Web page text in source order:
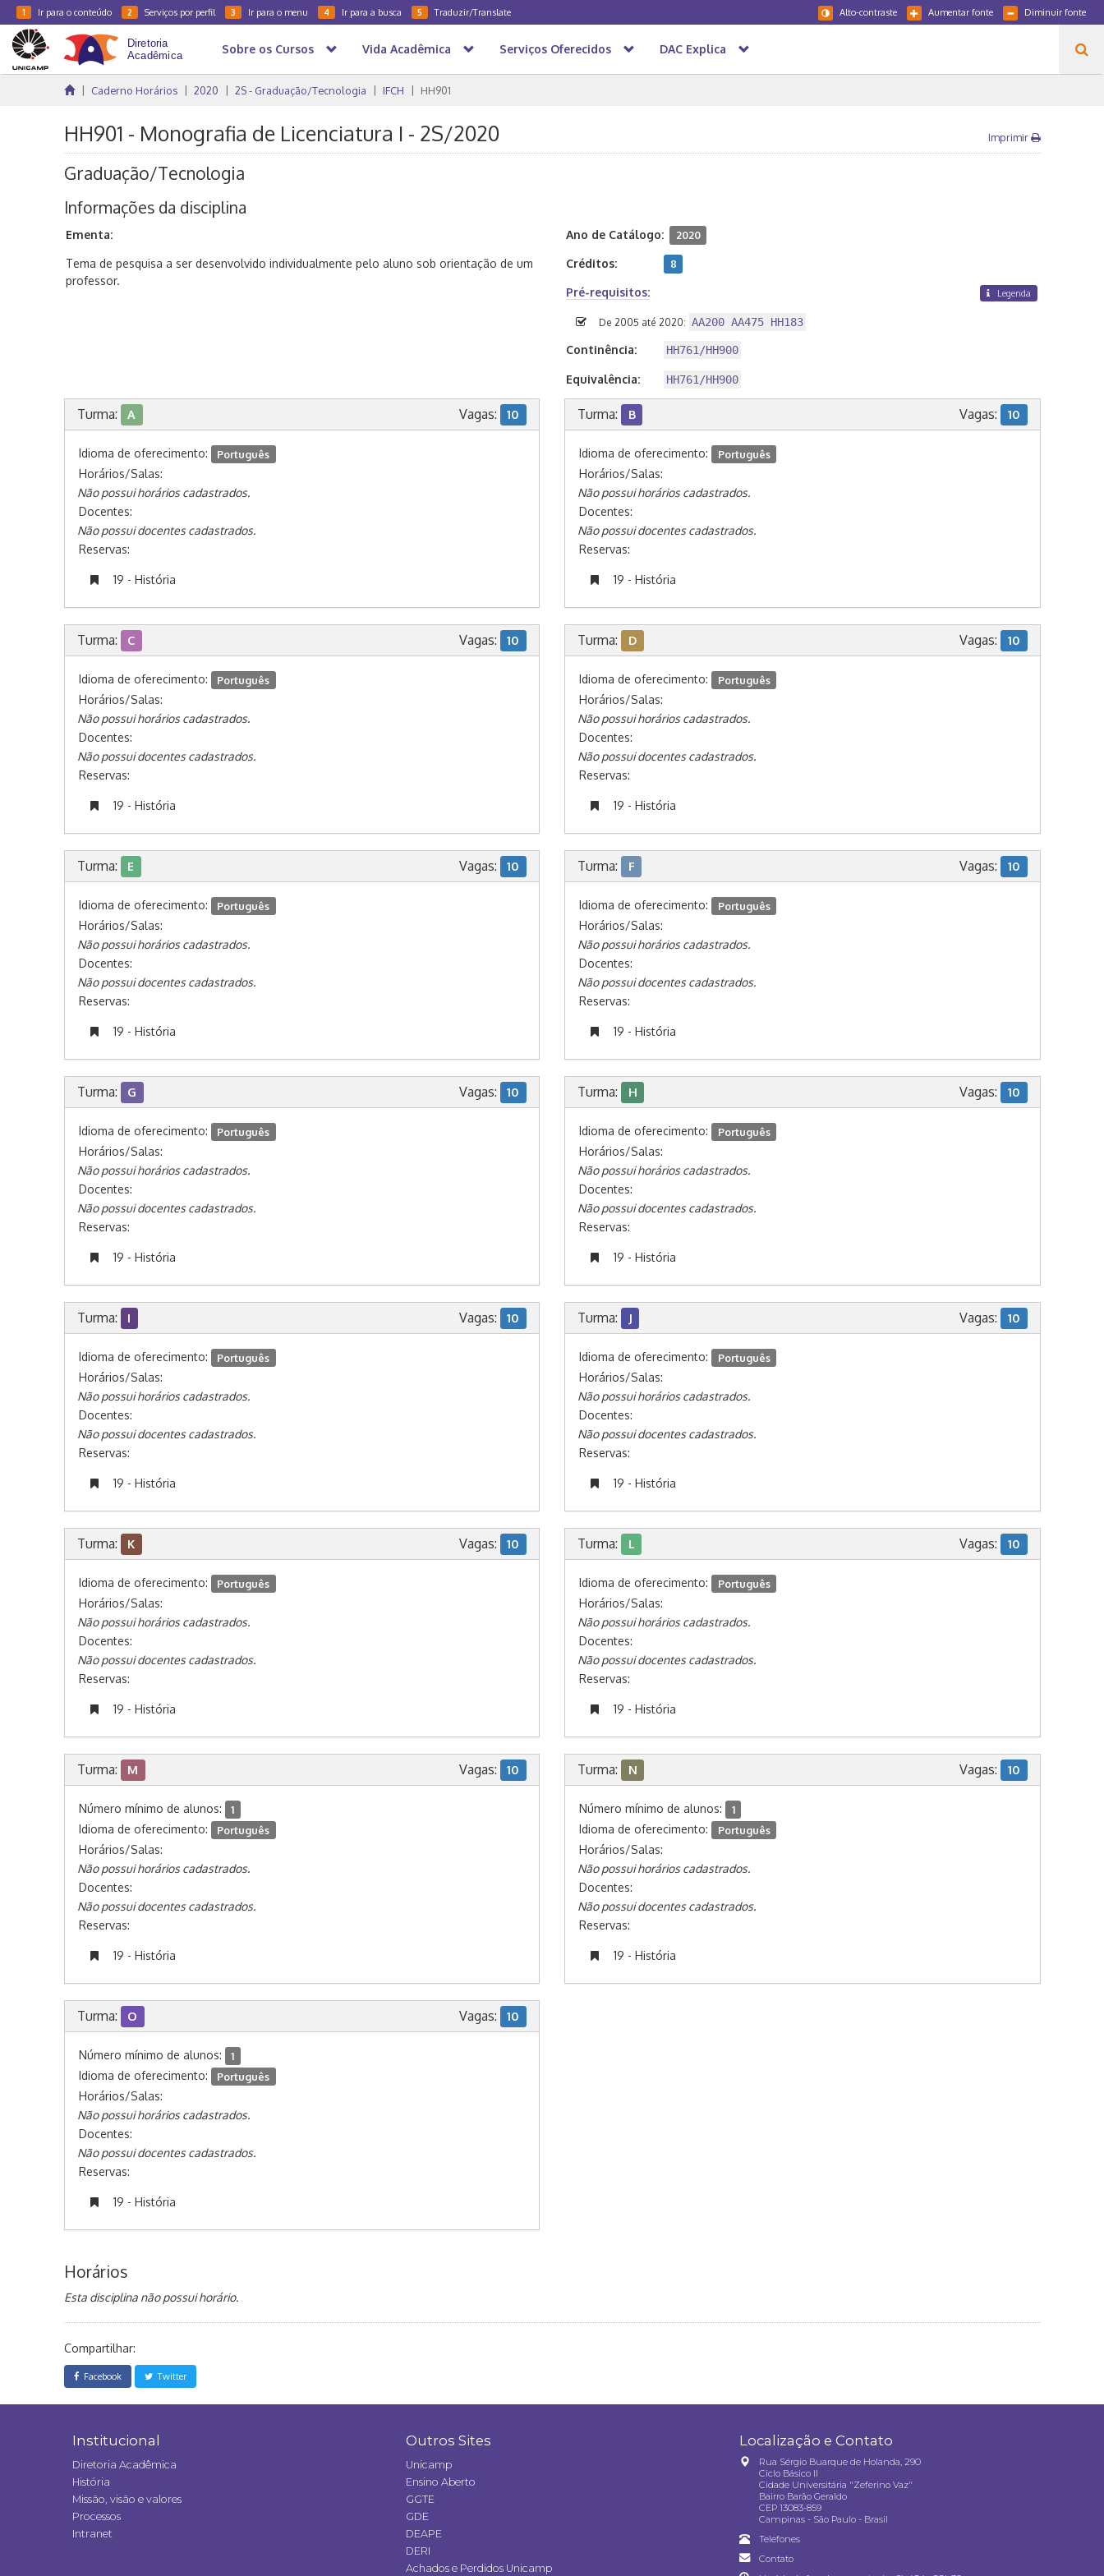
1 Ir para o conteúdo 2 Serviços por perfil 3 Ir para o menu 4 Ir para a busca 5 Traduzir/Translate Diminuir fonte
Aumentar fonte
Alto-contraste
Sobre os Cursos Vida Acadêmica Serviços Oferecidos DAC Explica
Caderno Horários 2020 2S - Graduação/Tecnologia IFCH HH901
HH901 - Monografia de Licenciatura I - 2S/2020 Imprimir
Graduação/Tecnologia
Informações da disciplina
Ementa:
Tema de pesquisa a ser desenvolvido individualmente pelo aluno sob orientação de um
professor.
Ano de Catálogo: 2020
Créditos: 8
Pré-requisitos: Legenda
De 2005 até 2020: AA200 AA475 HH183
Continência: HH761/HH900
Equivalência: HH761/HH900
Turma: A Vagas: 10
Idioma de oferecimento: Português
Horários/Salas:
Não possui horários cadastrados.
Docentes:
Não possui docentes cadastrados.
Reservas:
19 - História
Turma: B Vagas: 10
Idioma de oferecimento: Português
Horários/Salas:
Não possui horários cadastrados.
Docentes:
Não possui docentes cadastrados.
Reservas:
19 - História
Turma: C Vagas: 10
Idioma de oferecimento: Português
Horários/Salas:
Não possui horários cadastrados.
Docentes:
Não possui docentes cadastrados.
Reservas:
19 - História
Turma: D Vagas: 10
Idioma de oferecimento: Português
Horários/Salas:
Não possui horários cadastrados.
Docentes:
Não possui docentes cadastrados.
Reservas:
19 - História
Turma: E Vagas: 10
Idioma de oferecimento: Português
Horários/Salas:
Não possui horários cadastrados.
Docentes:
Não possui docentes cadastrados.
Reservas:
19 - História
Turma: F Vagas: 10
Idioma de oferecimento: Português
Horários/Salas:
Não possui horários cadastrados.
Docentes:
Não possui docentes cadastrados.
Reservas:
19 - História
Turma: G Vagas: 10
Idioma de oferecimento: Português
Horários/Salas:
Não possui horários cadastrados.
Docentes:
Não possui docentes cadastrados.
Reservas:
19 - História
Turma: H Vagas: 10
Idioma de oferecimento: Português
Horários/Salas:
Não possui horários cadastrados.
Docentes:
Não possui docentes cadastrados.
Reservas:
19 - História
Turma: I Vagas: 10
Idioma de oferecimento: Português
Horários/Salas:
Não possui horários cadastrados.
Docentes:
Não possui docentes cadastrados.
Reservas:
19 - História
Turma: J Vagas: 10
Idioma de oferecimento: Português
Horários/Salas:
Não possui horários cadastrados.
Docentes:
Não possui docentes cadastrados.
Reservas:
19 - História
Turma: K Vagas: 10
Idioma de oferecimento: Português
Horários/Salas:
Não possui horários cadastrados.
Docentes:
Não possui docentes cadastrados.
Reservas:
19 - História
Turma: L Vagas: 10
Idioma de oferecimento: Português
Horários/Salas:
Não possui horários cadastrados.
Docentes:
Não possui docentes cadastrados.
Reservas:
19 - História
Turma: M Vagas: 10
Número mínimo de alunos: 1
Idioma de oferecimento: Português
Horários/Salas:
Não possui horários cadastrados.
Docentes:
Não possui docentes cadastrados.
Reservas:
19 - História
Turma: N Vagas: 10
Número mínimo de alunos: 1
Idioma de oferecimento: Português
Horários/Salas:
Não possui horários cadastrados.
Docentes:
Não possui docentes cadastrados.
Reservas:
19 - História
Turma: O Vagas: 10
Número mínimo de alunos: 1
Idioma de oferecimento: Português
Horários/Salas:
Não possui horários cadastrados.
Docentes:
Não possui docentes cadastrados.
Reservas:
19 - História
Horários
Esta disciplina não possui horário.
Compartilhar:
Facebook Twitter
Institucional
Diretoria Acadêmica
História
Missão, visão e valores
Processos
Intranet
Outros Sites
Unicamp
Ensino Aberto
GGTE
GDE
DEAPE
DERI
Achados e Perdidos Unicamp
Localização e Contato
Rua Sérgio Buarque de Holanda, 290
Ciclo Básico II
Cidade Universitária "Zeferino Vaz"
Bairro Barão Geraldo
CEP 13083-859
Campinas - São Paulo - Brasil
Telefones
Contato